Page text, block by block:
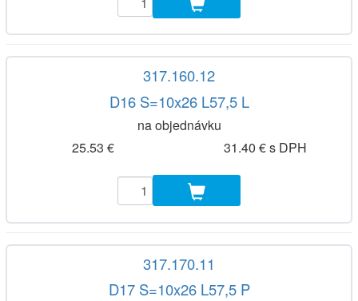
317.160.12
D16 S=10x26 L57,5 L
na objednávku
25.53 €
31.40 € s DPH
317.170.11
D17 S=10x26 L57,5 P